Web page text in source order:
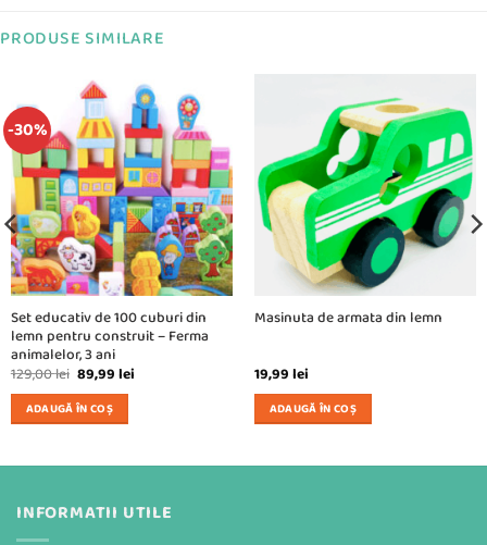
PRODUSE SIMILARE
-30%
Set educativ de 100 cuburi din
lemn pentru construit – Ferma
animalelor, 3 ani
129,00lei Prețul
inițial
a
fost:
129,00 lei.
89,99leiPrețul
ADAUGĂ ÎN COȘ
Masinuta de armata din lemn
19,99lei
ADAUGĂ ÎN COȘ
INFORMATII UTILE